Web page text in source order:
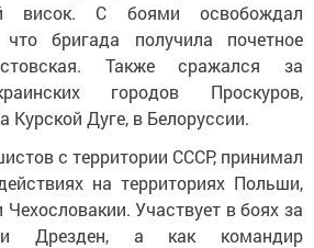
висок. С боями освобождал
бригада получила почетное
Также сражался за
городов Проскуров,
Курской Дуге, в Белоруссии.
с территории СССР, принимал
на территориях Польши,
Участвует в боях за
Дрезден, а как командир